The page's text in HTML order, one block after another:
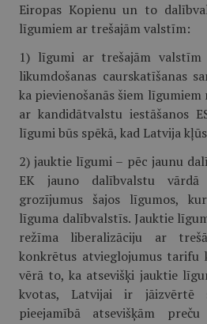
Eiropas Kopienu un to
līgumiem ar trešajām valstīm:
1) līgumi ar trešajām valstīm
likumdošanas caurskatīšanas
ka pievienošanās šiem
ar kandidātvalstu iestāšanos
līgumi būs spēkā, kad Latvija
2) jauktie līgumi – pēc jaunu
EK jauno dalībvalstu vārdā
grozījumus šajos līgumos,
līguma dalībvalstīs. Jauktie
režīma liberalizāciju ar
konkrētus atvieglojumus tarifu
vērā to, ka atsevišķi jauktie
kvotas, Latvijai ir jāizvērtē
pieejamībā atsevišķām